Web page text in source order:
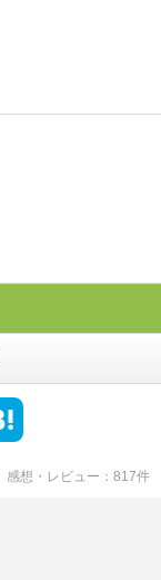
感想・レビュー 817件